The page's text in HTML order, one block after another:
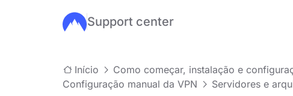
Ir para o conteúdo principal
Support center
Início
Como começar, instalação e
Configuração manual da VPN
Servidores e